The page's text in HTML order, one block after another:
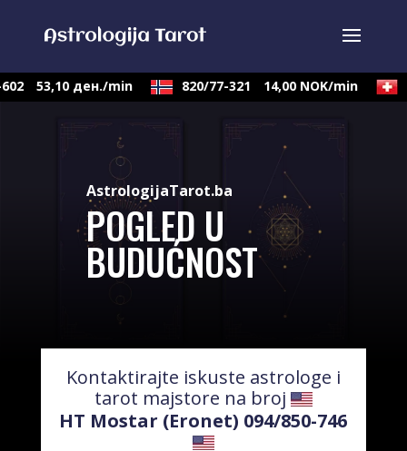
53,10 ден./min 820/77-321 14,00 NOK/min
AstrologijaTarot.ba
POGLED U
BUDUĆNOST
Kontaktirajte iskuste astrologe i
tarot majstore na broj
HT Mostar (Eronet) 094/850-746